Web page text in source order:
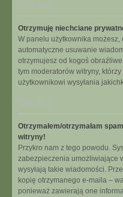
Otrzymuję niechciane
W panelu użytkownika
automatyczne usuwanie
otrzymujesz od kogoś
tym moderatorów witryny,
użytkownikowi wysyłania
Otrzymałem/otrzymałam
witryny!
Przykro nam z tego powodu.
zabezpieczenia umożliwiające
wysyłają takie wiadomości.
kopię otrzymanego e-maila –
ponieważ zawierają one